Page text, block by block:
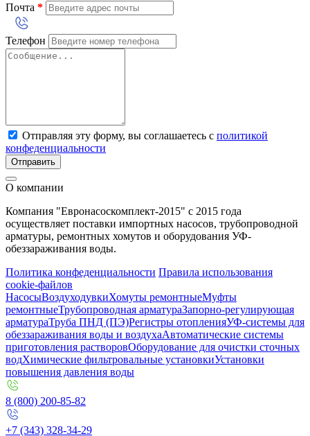
Почта *
Телефон
Отправляя эту форму, вы соглашаетесь с политикой
конфеденциальности
Отправить
О компании
Компания "Евронасоскомплект-2015" с 2015 года
осуществляет поставки импортных насосов, трубопроводной
арматуры, ремонтных хомутов и оборудования УФ-
обеззараживания воды.
Политика конфеденциальности Правила использования
cookie-файлов
НасосыВоздуходувкиХомуты ремонтныеМуфты
ремонтныеТрубопроводная арматураЗапорно-регулирующая
арматураТруба ПНД (ПЭ)Регистры отопленияУФ-системы для
обеззараживания воды и воздухаАвтоматические системы
приготовления растворовОборудование для очистки сточных
водХимические фильтровальные установкиУстановки
повышения давления воды
8 (800) 200-85-82
+7 (343) 328-34-29